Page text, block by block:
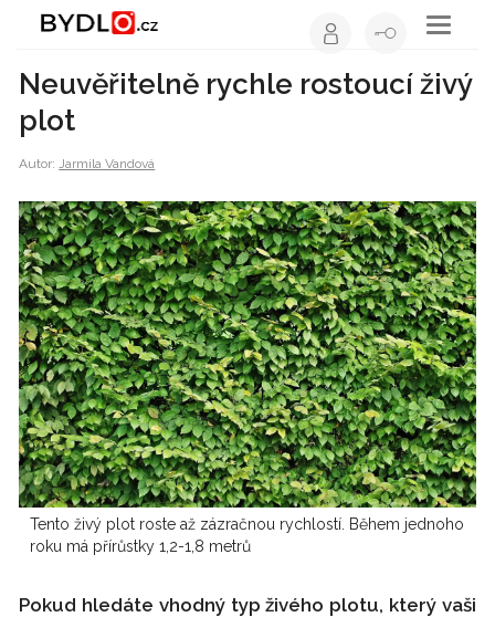
Toggle
Neuvěřitelně rychle rostoucí živý
plot
Autor:Jarmila Vandová
Tento živý plot roste až zázračnou rychlostí. Během jednoho
roku má přírůstky 1,2-1,8 metrů
Pokud hledáte vhodný typ živého plotu, který vaši